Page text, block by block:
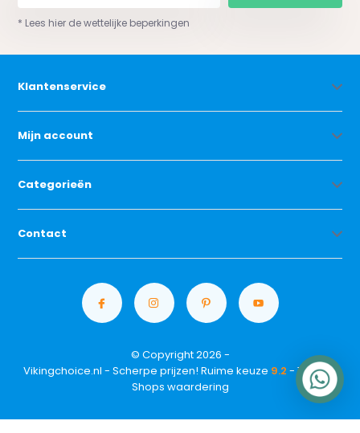
* Lees hier de wettelijke beperkingen
Klantenservice
Mijn account
Categorieën
Contact
© Copyright 2026 -
Vikingchoice.nl - Scherpe prijzen! Ruime keuze 9.2 - Trusted
Shops waardering